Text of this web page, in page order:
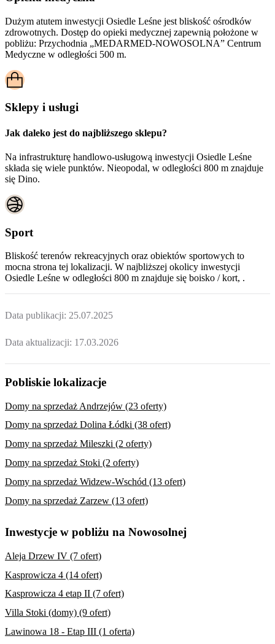
Dużym atutem inwestycji Osiedle Leśne jest bliskość ośrodków
zdrowotnych. Dostęp do opieki medycznej zapewnią położone w
pobliżu: Przychodnia „MEDARMED-NOWOSOLNA” Centrum
Medyczne w odległości 500 m.
Sklepy i usługi
Jak daleko jest do najbliższego sklepu?
Na infrastrukturę handlowo-usługową inwestycji Osiedle Leśne
składa się wiele punktów. Nieopodal, w odległości 800 m znajduje
się Dino.
Sport
Bliskość terenów rekreacyjnych oraz obiektów sportowych to
mocna strona tej lokalizacji. W najbliższej okolicy inwestycji
Osiedle Leśne w odległości 800 m znajduje się boisko / kort, .
Data publikacji: 25.07.2025
Data aktualizacji: 17.03.2026
Pobliskie lokalizacje
Domy na sprzedaż Andrzejów (23 oferty)
Domy na sprzedaż Dolina Łódki (38 ofert)
Domy na sprzedaż Mileszki (2 oferty)
Domy na sprzedaż Stoki (2 oferty)
Domy na sprzedaż Widzew-Wschód (13 ofert)
Domy na sprzedaż Zarzew (13 ofert)
Inwestycje w pobliżu na Nowosolnej
Aleja Drzew IV (7 ofert)
Kasprowicza 4 (14 ofert)
Kasprowicza 4 etap II (7 ofert)
Villa Stoki (domy) (9 ofert)
Lawinowa 18 - Etap III (1 oferta)